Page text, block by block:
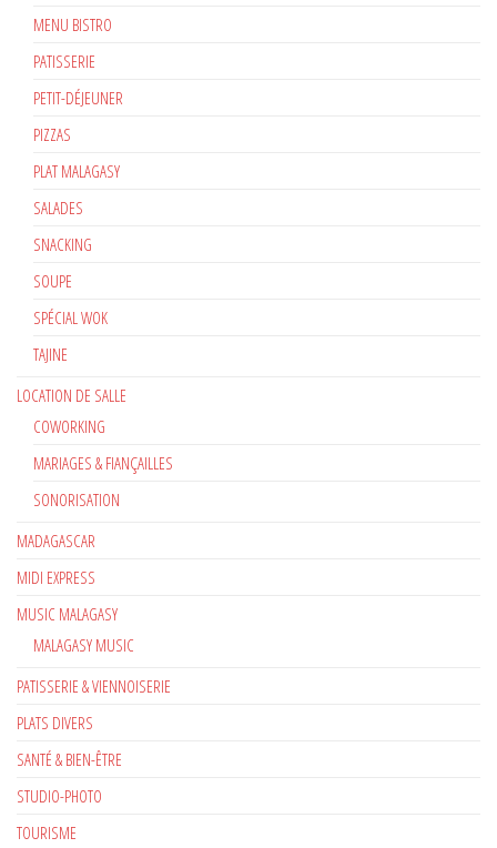
MENU BISTRO
PATISSERIE
PETIT-DÉJEUNER
PIZZAS
PLAT MALAGASY
SALADES
SNACKING
SOUPE
SPÉCIAL WOK
TAJINE
LOCATION DE SALLE
COWORKING
MARIAGES & FIANÇAILLES
SONORISATION
MADAGASCAR
MIDI EXPRESS
MUSIC MALAGASY
MALAGASY MUSIC
PATISSERIE & VIENNOISERIE
PLATS DIVERS
SANTÉ & BIEN-ÊTRE
STUDIO-PHOTO
TOURISME